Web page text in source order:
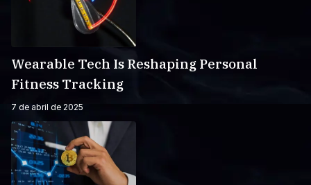
Wearable Tech Is Reshaping Personal
Fitness Tracking
7 de abril de 2025